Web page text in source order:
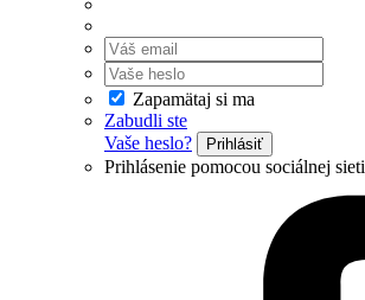
Zapamätaj si ma
Zabudli ste
Vaše heslo?
Prihlásiť
Prihlásenie pomocou sociálnej sieti